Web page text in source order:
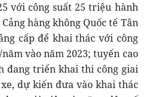
với công suất 25 triệu hành
hàng không Quốc tế Tân
cấp để khai thác với công
vào năm 2023; tuyến cao
đang triển khai thi công giai
dự kiến đưa vào khai thác